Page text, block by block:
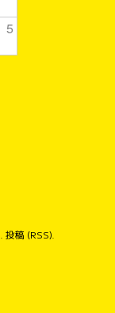
5
投稿 (RSS).